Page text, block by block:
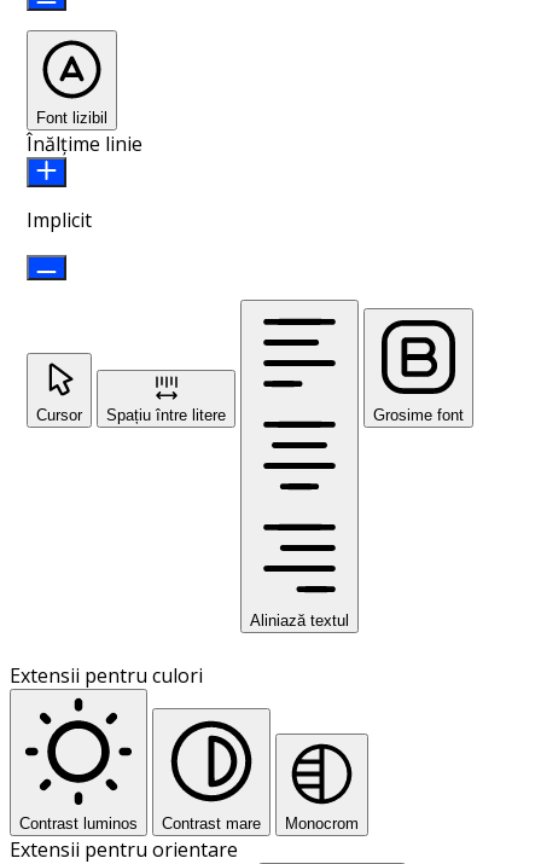
Font lizibil
Înălțime linie
Implicit
Cursor Spațiu între litere
Aliniază textul
Grosime font
Extensii pentru culori
Contrast luminos Contrast mare Monocrom
Extensii pentru orientare